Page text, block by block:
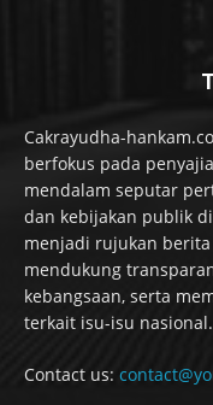
Cakrayudha-
berfokus pada
mendalam seputar
dan kebijakan publik
menjadi rujukan
mendukung
kebangsaan, serta
terkait isu-isu nasional.
Contact us: